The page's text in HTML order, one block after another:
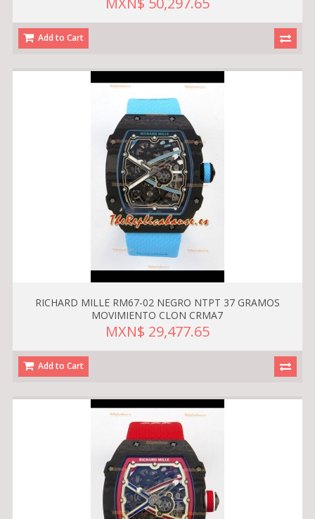
Add to Cart
RICHARD MILLE RM67-02 NEGRO NTPT 37 GRAMOS
MOVIMIENTO CLON CRMA7
MXN$ 29,477.65
Add to Cart